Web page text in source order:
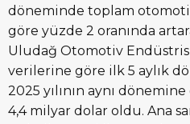
döneminde toplam otomotiv
göre yüzde 2 oranında
Uludağ Otomotiv
verilerine göre ilk 5 aylık
2025 yılının aynı
4,4 milyar dolar oldu. Ana